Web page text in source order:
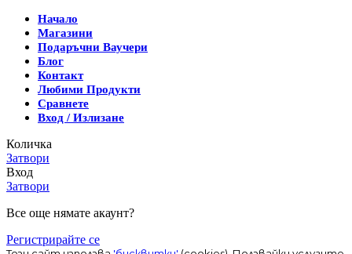
Начало
Магазини
Подаръчни Ваучери
Блог
Контакт
Любими Продукти
Сравнете
Вход / Излизане
Количка
Затвори
Вход
Затвори
Все още нямате акаунт?
Регистрирайте се